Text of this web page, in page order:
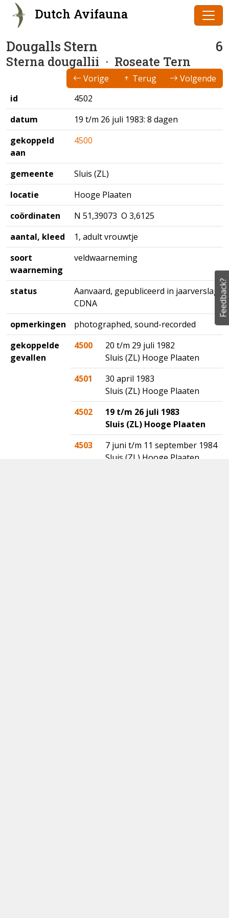
Dutch Avifauna
Dougalls Stern 6
Sterna dougallii · Roseate Tern
Vorige Terug
Volgende
id
4502
datum
19 t/m 26 juli 1983: 8 dagen
gekoppeld
aan
4500
gemeente
Sluis (ZL)
locatie
Hooge Plaaten
coördinaten
N 51,39073 O 3,6125
aantal, kleed
1, adult vrouwtje
soort
waarneming
veldwaarneming
status
Aanvaard, gepubliceerd in jaarverslag
CDNA
opmerkingen
photographed, sound-recorded
gekoppelde
gevallen
4500
20 t/m 29 juli 1982
Sluis (ZL) Hooge Plaaten
4501
30 april 1983
Sluis (ZL) Hooge Plaaten
4502
19 t/m 26 juli 1983
Sluis (ZL) Hooge Plaaten
4503
7 juni t/m 11 september 1984
Sluis (ZL) Hooge Plaaten
Feedback?